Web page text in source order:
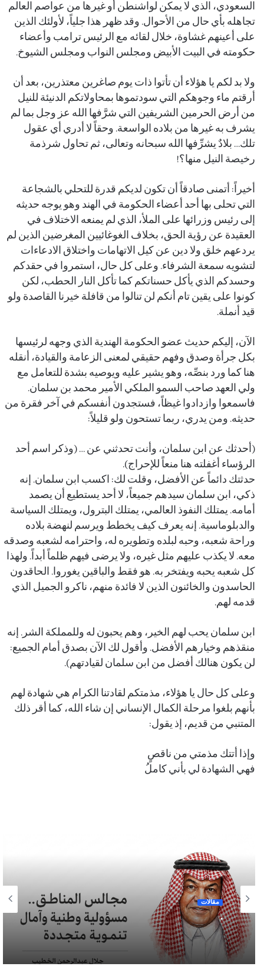
السعودي، الذي لا يمكن لواشنطن أو غيرها من عواصم العالم
تجاهله بأي حال من الأحوال. وقد ظهر هذا جلياً، لأولئك الذين
على أعينهم غشاوة، خلال لقائه مع الرئيس ترامب وأعضاء
حكومته في البيت الأبيض ومجلس النواب ومجلس الشيوخ.
ولا بد لكم يا هؤلاء أن تأتوا ذات يوم صاغرين معتذرين، بعد أن
أرقتم ماء وجوهكم التي سودتموها بمحاولاتكم الدنيئة للنيل
من أرض الحرمين الشريفين التي شرَّفها الله عز وجل بما لم
يشرف به غيرها من بلاده الواسعة. وحقاً لا أدري أي عقول
تلك… بلادٌ يشرِّفها الله سبحانه وتعالى، ثم تحاول شرذمة
رخيصة النيل منها؟!
أخيراً: أتمنى صادقاً أن تكون لديكم قدرة للتحلي بالشجاعة
التي تحلى بها أحد أعضاء الحكومة في الهند وهو يوجه حديثه
إلى رئيس وزرائها على الملأ، الذي لم يمنعه الاختلاف في
العقيدة عن رؤية الحق، بخلاف الغوغائيين المغرضين الذين لم
يردعهم خلق ولا دين عن كيل الاتهامات واختلاق الادعاءات
لتشويه سمعة الشرفاء. وعلى كل حال، استمروا في حقدكم
وحسدكم الذي يأكل حسناتكم كما تأكل النار الحطب، لكن
كونوا على يقين تام أنكم لن تنالوا من قافلة خيرنا القاصدة ولو
قيد أنملة.
الآن، إليكم حديث عضو الحكومة الهندية الذي وجهه لرئيسها
بكل جرأة وصدق وفهم حقيقي لمعنى الزعامة والقيادة، أنقله
هنا كما ورد بنصِّه، وهو يشير عليه ويوصيه بشدة للتعامل مع
ولي العهد صاحب السمو الملكي الأمير محمد بن سلمان.
فاسمعوا وازدادوا غيظاً، فستجدون أنفسكم في آخر فقرة من
حديثه. ومن يدري، ربما تستحون ولو قليلاً:
(أحدثك عن ابن سلمان، وأنت تحدثني عن … (وذكر اسم أحد
الرؤساء أغفلته هنا منعاً للإحراج).
حدثتك دائماً عن الأفضل، وقلت لك: اكسب ابن سلمان. إنه
ذكي، ابن سلمان سيدهم جميعاً، لا أحد يستطيع أن يصمد
أمامه. يمتلك النفوذ العالمي، يمتلك البترول، ويمتلك السياسة
والدبلوماسية. إنه يعرف كيف يخطط ويرسم لنهضة بلاده
وراحة شعبه، وحبه لبلده وتطويره له، واحترامه لشعبه وصدقه
معه. لا يكذب عليهم مثل غيره، ولا يرضى فيهم ظلماً أبداً. ولهذا
كل شعبه يحبه ويفتخر به. هو فقط والباقين يغوروا. الحاقدون
الحاسدون والخائنون الذين لا فائدة منهم، ناكرو الجميل الذي
قدمه لهم.
ابن سلمان يحب لهم الخير، وهم يحبون له وللمملكة الشر. إنه
منقذهم وخيارهم الأفضل. وأقول لك الآن بصدق أمام الجميع:
لن يكون هنالك أفضل من ابن سلمان لقيادتهم).
وعلى كل حال يا هؤلاء، مذمتكم لقادتنا الكرام هي شهادة لهم
بأنهم بلغوا مرحلة الكمال الإنساني إن شاء الله، كما أقر ذلك
المتنبي من قديم، إذ يقول:
وإذا أتتك مذمتي من ناقصٍ
فهي الشهادة لي بأني كاملُ
مقالات
.